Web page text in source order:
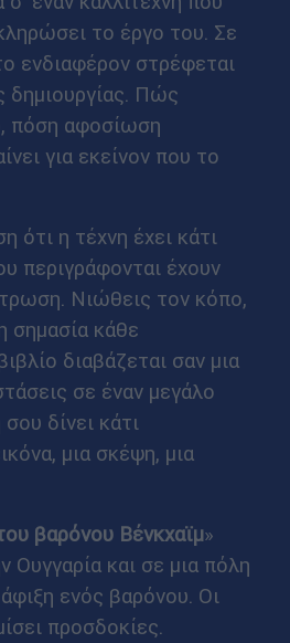
το έργο του. Σε
ενδιαφέρον στρέφεται
δημιουργίας. Πώς
πόση αφοσίωση
για εκείνον που το
ότι η τέχνη έχει κάτι
περιγράφονται έχουν
Νιώθεις τον κόπο,
σημασία κάθε
διαβάζεται σαν μια
σε έναν μεγάλο
δίνει κάτι
μια σκέψη, μια
βαρόνου Βένκχαϊμ»
Ουγγαρία και σε μια πόλη
ενός βαρόνου. Οι
προσδοκίες.